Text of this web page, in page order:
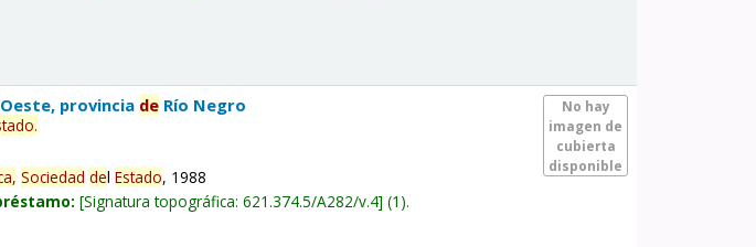
No hay
imagen de
cubierta
disponible
provincia de Río Negro
.
Sociedad delEstado, 1988
Signatura topográfica:621.374.5/A282/v.4 (1).